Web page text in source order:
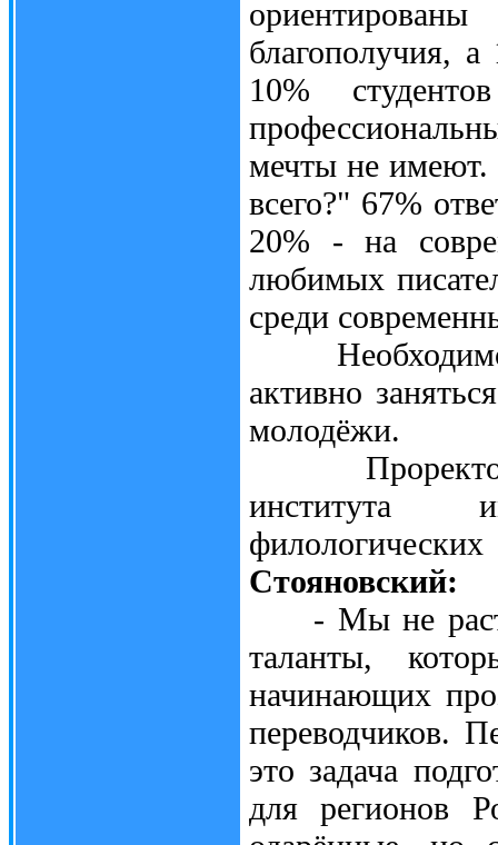
благополучия,
10%
мечты не имеют.
всего?" 67%
20% - на
любимых
среди
Необходимо
активно
молодёжи.
Проректор
института
Стояновский:
- Мы не
таланты,
начинающих
переводчиков.
это задача
для регионов